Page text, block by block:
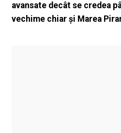
avansate decât se credea
vechime chiar și Marea